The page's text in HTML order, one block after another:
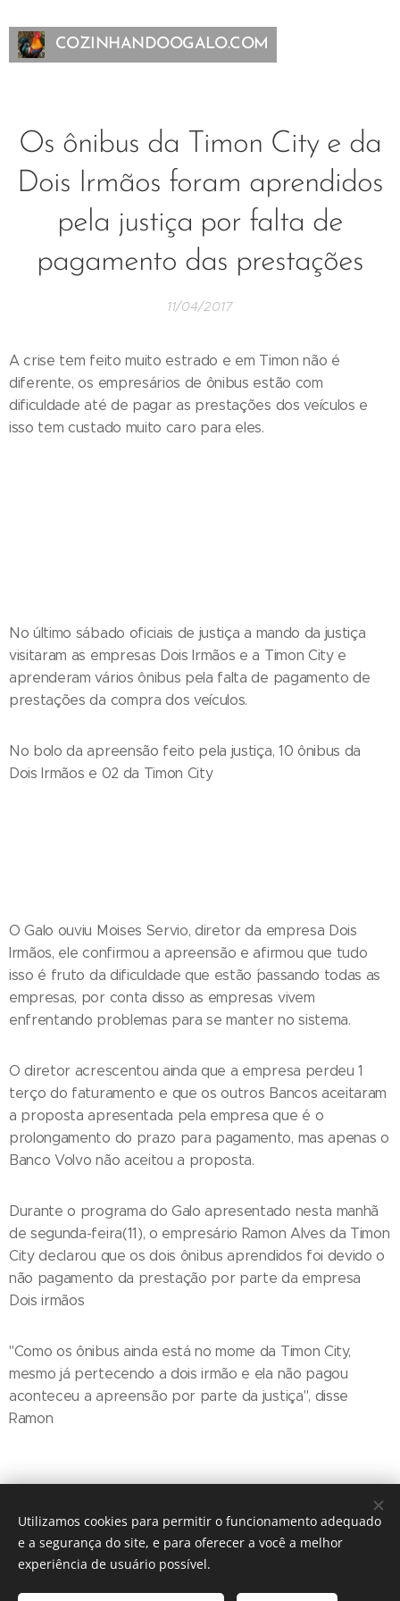
COZINHANDOOGALO.COM
Os ônibus da Timon City e da
Dois Irmãos foram aprendidos
pela justiça por falta de
pagamento das prestações
11/04/2017
A crise tem feito muito estrado e em Timon não é
diferente, os empresários de ônibus estão com
dificuldade até de pagar as prestações dos veículos e
isso tem custado muito caro para eles.
No último sábado oficiais de justiça a mando da justiça
visitaram as empresas Dois Irmãos e a Timon City e
aprenderam vários ônibus pela falta de pagamento de
prestações da compra dos veículos.
No bolo da apreensão feito pela justiça, 10 ônibus da
Dois Irmãos e 02 da Timon City
O Galo ouviu Moises Servio, diretor da empresa Dois
Irmãos, ele confirmou a apreensão e afirmou que tudo
isso é fruto da dificuldade que estão ´passando todas as
empresas, por conta disso as empresas vivem
enfrentando problemas para se manter no sistema.
O diretor acrescentou ainda que a empresa perdeu 1
terço do faturamento e que os outros Bancos aceitaram
a proposta apresentada pela empresa que é o
prolongamento do prazo para pagamento, mas apenas o
Banco Volvo não aceitou a proposta.
Durante o programa do Galo apresentado nesta manhã
de segunda-feira(11), o empresário Ramon Alves da Timon
City declarou que os dois ônibus aprendidos foi devido o
não pagamento da prestação por parte da empresa
Dois irmãos
"Como os ônibus ainda está no mome da Timon City,
mesmo já pertecendo a dois irmão e ela não pagou
aconteceu a apreensão por parte da justiça", disse
Ramon
© 2016 The Crosshairs / Nenhuma guitarra foi quebrada na
construção deste site.
Utilizamos cookies para permitir o funcionamento adequado
e a segurança do site, e para oferecer a você a melhor
experiência de usuário possível.